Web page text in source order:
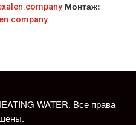
Монтаж:
WATER. Все права